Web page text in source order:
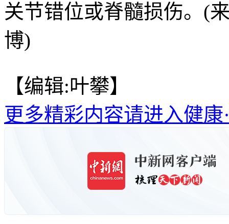
关节错位或脊髓损伤。(
博)
【编辑:叶攀】
更多精彩内容请进入健康